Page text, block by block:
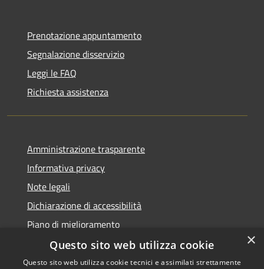
Prenotazione appuntamento
Segnalazione disservizio
Leggi le FAQ
Richiesta assistenza
Amministrazione trasparente
Informativa privacy
Note legali
Dichiarazione di accessibilità
Piano di miglioramento
×
Questo sito web utilizza cookie
Questo sito web utilizza cookie tecnici e assimilati strettamente